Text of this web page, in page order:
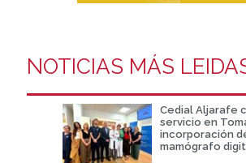
NOTICIAS MÁS
Cedial Aljarafe
servicio en
incorporación
mamógrafo